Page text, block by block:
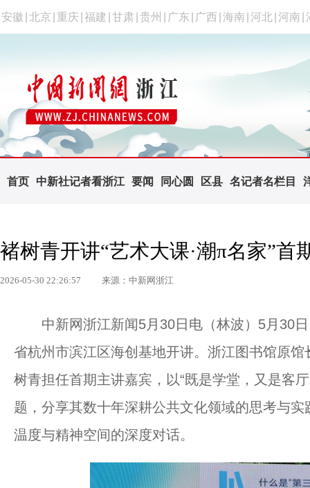
安徽 北京 重庆 福建 甘肃 贵州 广东 广西 海南 河北 河南
首页 中新社记者看浙江 要闻 同心圆 区县 名记者名栏目
褚树青开讲“艺术大课·潮π名家”首
2026-05-30 22:26:57 来源：中新网浙江
中新网浙江新闻5月30日电（林波）5月30日
省杭州市滨江区海创基地开讲。浙江图书馆原馆
树青担任首期主讲嘉宾，以“既是学堂，又是客
题，分享其数十年深耕公共文化领域的思考与
温度与精神空间的深度对话。